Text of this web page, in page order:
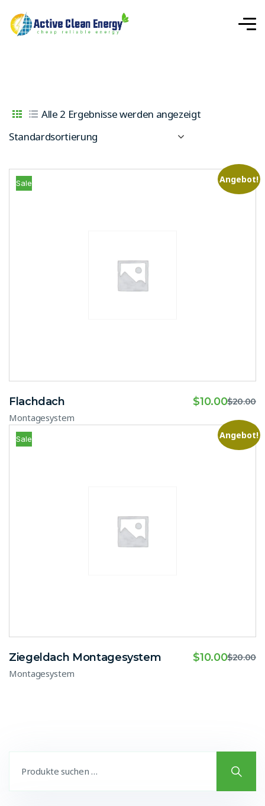
Alle 2 Ergebnisse werden angezeigt
Standardsortierung
Angebot!
Sale
Flachdach $20.00
$10.00
Montagesystem
Angebot!
Sale
Ziegeldach Montagesystem $20.00
$10.00
Montagesystem